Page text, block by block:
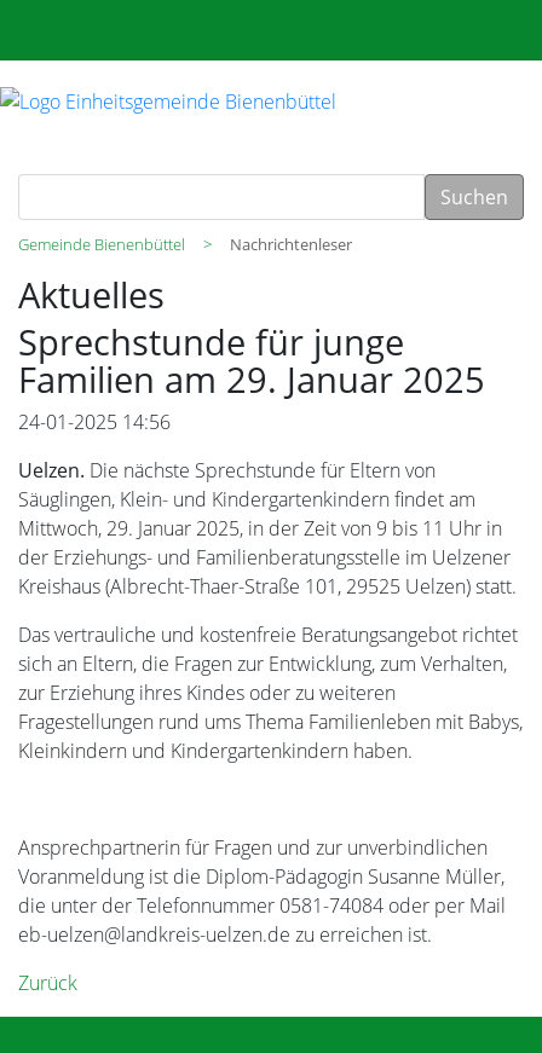
Suchen
Gemeinde Bienenbüttel Nachrichtenleser
Aktuelles
Sprechstunde für junge
Familien am 29. Januar 2025
24-01-2025 14:56
Uelzen. Die nächste Sprechstunde für Eltern von
Säuglingen, Klein- und Kindergartenkindern findet am
Mittwoch, 29. Januar 2025, in der Zeit von 9 bis 11 Uhr in
der Erziehungs- und Familienberatungsstelle im Uelzener
Kreishaus (Albrecht-Thaer-Straße 101, 29525 Uelzen) statt.
Das vertrauliche und kostenfreie Beratungsangebot richtet
sich an Eltern, die Fragen zur Entwicklung, zum Verhalten,
zur Erziehung ihres Kindes oder zu weiteren
Fragestellungen rund ums Thema Familienleben mit Babys,
Kleinkindern und Kindergartenkindern haben.
Ansprechpartnerin für Fragen und zur unverbindlichen
Voranmeldung ist die Diplom-Pädagogin Susanne Müller,
die unter der Telefonnummer 0581-74084 oder per Mail
eb-uelzen@landkreis-uelzen.de zu erreichen ist.
Zurück